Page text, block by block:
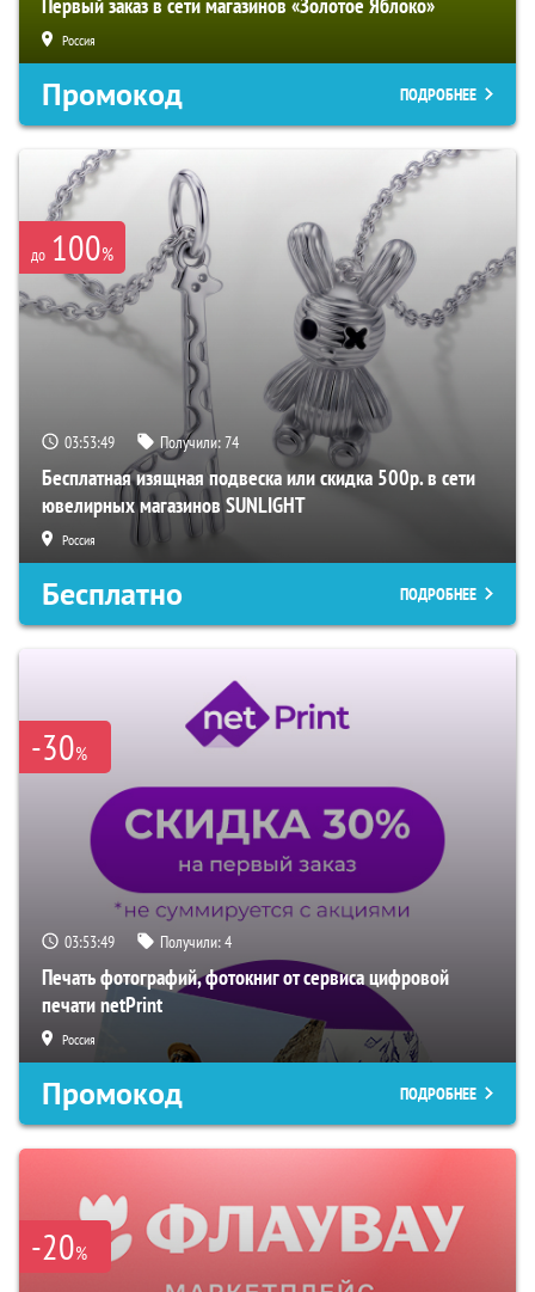
Первый заказ в сети магазинов «Золотое Яблоко»
Россия
Промокод ПОДРОБНЕЕ
до 100%
03:53:48 Получили:74
Бесплатная изящная подвеска или скидка 500р. в сети
ювелирных магазинов SUNLIGHT
Россия
Бесплатно ПОДРОБНЕЕ
-30%
03:53:48 Получили:4
Печать фотографий, фотокниг от сервиса цифровой
печати netPrint
Россия
Промокод ПОДРОБНЕЕ
-20%